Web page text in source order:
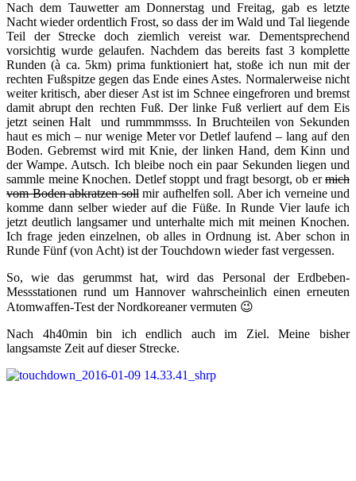
Nach dem Tauwetter am Donnerstag und Freitag, gab es letzte
Nacht wieder ordentlich Frost, so dass der im Wald und Tal liegende
Teil der Strecke doch ziemlich vereist war. Dementsprechend
vorsichtig wurde gelaufen. Nachdem das bereits fast 3 komplette
Runden (à ca. 5km) prima funktioniert hat, stoße ich nun mit der
rechten Fußspitze gegen das Ende eines Astes. Normalerweise nicht
weiter kritisch, aber dieser Ast ist im Schnee eingefroren und bremst
damit abrupt den rechten Fuß. Der linke Fuß verliert auf dem Eis
jetzt seinen Halt und rummmmsss. In Bruchteilen von Sekunden
haut es mich – nur wenige Meter vor Detlef laufend – lang auf den
Boden. Gebremst wird mit Knie, der linken Hand, dem Kinn und
der Wampe. Autsch. Ich bleibe noch ein paar Sekunden liegen und
sammle meine Knochen. Detlef stoppt und fragt besorgt, ob ermich
vom Boden abkratzen sollmir aufhelfen soll. Aber ich verneine und
komme dann selber wieder auf die Füße. In Runde Vier laufe ich
jetzt deutlich langsamer und unterhalte mich mit meinen Knochen.
Ich frage jeden einzelnen, ob alles in Ordnung ist. Aber schon in
Runde Fünf (von Acht) ist der Touchdown wieder fast vergessen.
So, wie das gerummst hat, wird das Personal der Erdbeben-
Messstationen rund um Hannover wahrscheinlich einen erneuten
Atomwaffen-Test der Nordkoreaner vermuten 😉
Nach 4h40min bin ich endlich auch im Ziel. Meine bisher
langsamste Zeit auf dieser Strecke.